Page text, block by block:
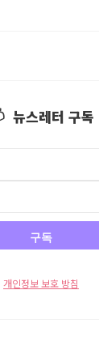
뉴스레터 구독
개인정보 보호 방침